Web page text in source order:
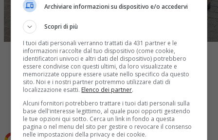
Share
Tweet
Archiviare informazioni su dispositivo e/o accedervi
Scopri di più
I tuoi dati personali verranno trattati da 431 partner e le
informazioni raccolte dal tuo dispositivo (come cookie,
identificatori univoci e altri dati del dispositivo) potrebbero
essere condivise con questi ultimi, da loro visualizzate e
memorizzate oppure essere usate nello specifico da questo
sito. Noi e i nostri partner potremmo utilizzare dati di
localizzazione esatti. Elenco dei partner.
Alcuni fornitori potrebbero trattare i tuoi dati personali sulla
base dell'interesse legittimo, al quale puoi opporti gestendo
le tue opzioni qui sotto. Cerca un link in fondo a questa
pagina o nel menu del sito per gestire o revocare il consenso
nelle impostazioni della privacy e dei cookie.